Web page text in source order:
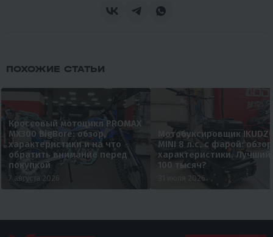
ПОХОЖИЕ СТАТЬИ
Кроссовый мотоцикл PROMAX
MX300 BigBore: обзор,
характеристики и на что
обратить внимание перед
покупкой
7 августа 2026
Мотобуксировщик
MINI 8 л.с. с фарой:
характеристики. Лучший
100 тысяч?
31 июля 2026